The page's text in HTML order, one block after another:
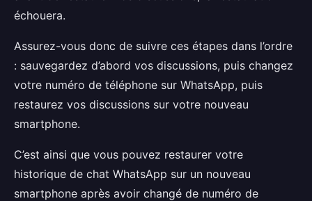
échouera.
Assurez-vous donc de suivre ces étapes dans l’ordre
: sauvegardez d’abord vos discussions, puis changez
votre numéro de téléphone sur WhatsApp, puis
restaurez vos discussions sur votre nouveau
smartphone.
C’est ainsi que vous pouvez restaurer votre
historique de chat WhatsApp sur un nouveau
smartphone après avoir changé de numéro de